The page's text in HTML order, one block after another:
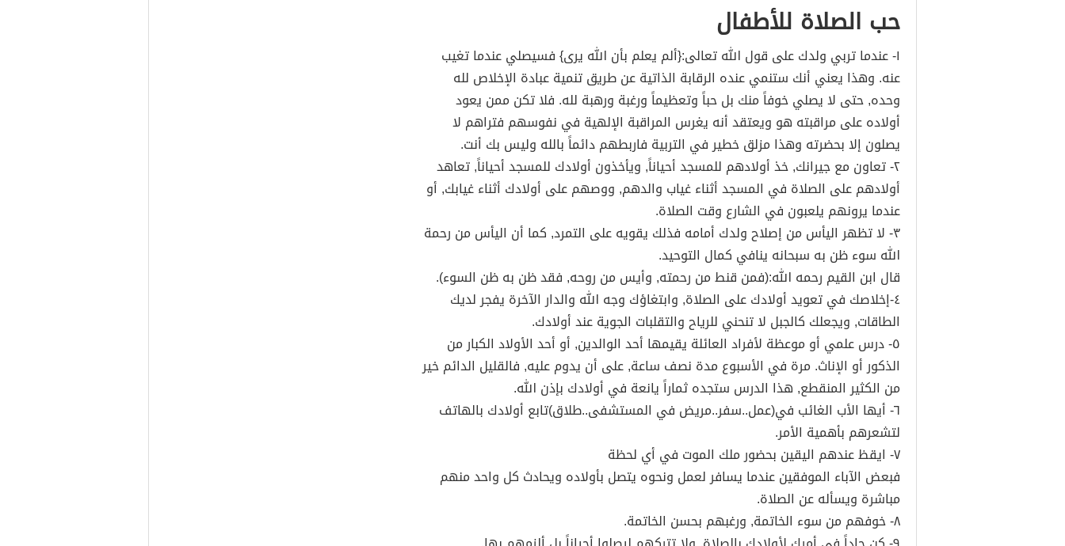
حب الصلاة للأطفال
١- عندما تربي ولدك على قول الله تعالى:{ألم يعلم بأن الله يرى} فسيصلي عندما تغيب
عنه. وهذا يعني أنك ستنمي عنده الرقابة الذاتية عن طريق تنمية عبادة الإخلاص لله
وحده, حتى لا يصلي خوفاً منك بل حباً وتعظيماً ورغبة ورهبة لله. فلا تكن ممن يعود
أولاده على مراقبته هو ويعتقد أنه يغرس المراقبة الإلهية في نفوسهم فتراهم لا
يصلون إلا بحضرته وهذا مزلق خطير في التربية فاربطهم دائماً بالله وليس بك أنت.
٢- تعاون مع جيرانك, خذ أولادهم للمسجد أحياناً, ويأخذون أولادك للمسجد أحياناً, تعاهد
أولادهم على الصلاة في المسجد أثناء غياب والدهم, ووصهم على أولادك أثناء غيابك, أو
عندما يرونهم يلعبون في الشارع وقت الصلاة.
٣- لا تظهر اليأس من إصلاح ولدك أمامه فذلك يقويه على التمرد, كما أن اليأس من رحمة
الله سوء ظن به سبحانه ينافي كمال التوحيد.
قال ابن القيم رحمه الله:(فمن قنط من رحمته, وأيس من روحه, فقد ظن به ظن السوء).
٤-إخلاصك في تعويد أولادك على الصلاة, وابتغاؤك وجه الله والدار الآخرة يفجر لديك
الطاقات, ويجعلك كالجبل لا تنحني للرياح والتقلبات الجوية عند أولادك.
٥- درس علمي أو موعظة لأفراد العائلة يقيمها أحد الوالدين, أو أحد الأولاد الكبار من
الذكور أو الإناث. مرة في الأسبوع مدة نصف ساعة, على أن يدوم عليه, فالقليل الدائم خير
من الكثير المنقطع, هذا الدرس ستجده ثماراً يانعة في أولادك بإذن الله.
٦- أيها الأب الغائب في(عمل..سفر..مريض في المستشفى..طلاق)تابع أولادك بالهاتف
لتشعرهم بأهمية الأمر.
٧- ايقظ عندهم اليقين بحضور ملك الموت في أي لحظة
فبعض الآباء الموفقين عندما يسافر لعمل ونحوه يتصل بأولاده ويحادث كل واحد منهم
مباشرة ويسأله عن الصلاة.
٨- خوفهم من سوء الخاتمة, ورغبهم بحسن الخاتمة.